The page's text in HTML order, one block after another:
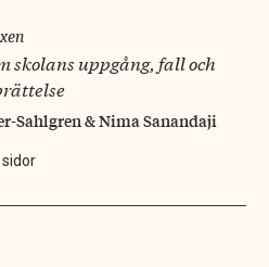
skolans uppgång, fall och
Sahlgren & Nima Sanandaji
sidor